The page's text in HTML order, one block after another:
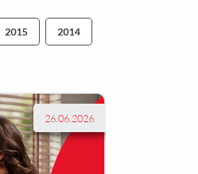
2015 2014
26.06.2026